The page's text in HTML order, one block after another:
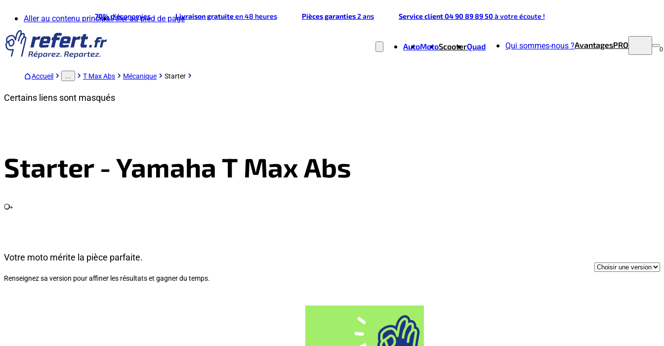
Aller au contenu principalAller au pied de page
70%d'économies Livraison gratuiteen 48 heures Pièces garanties2 ans Service client 04 90 89 89 50à votre écoute !
AutoMotoScooterQuad Qui sommes-nous ?AvantagesPRO 0
Accueil ... T Max Abs Mécanique Starter
Certains liens sont masqués
Starter - Yamaha T Max Abs
+
Votre moto mérite la pièce parfaite.
Renseignez sa version pour affiner les résultats et gagner du temps.